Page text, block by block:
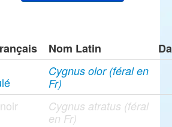
Nom Latin
Cygnus olor (féral en
Fr)
Cygnus atratus (féral
en Fr)